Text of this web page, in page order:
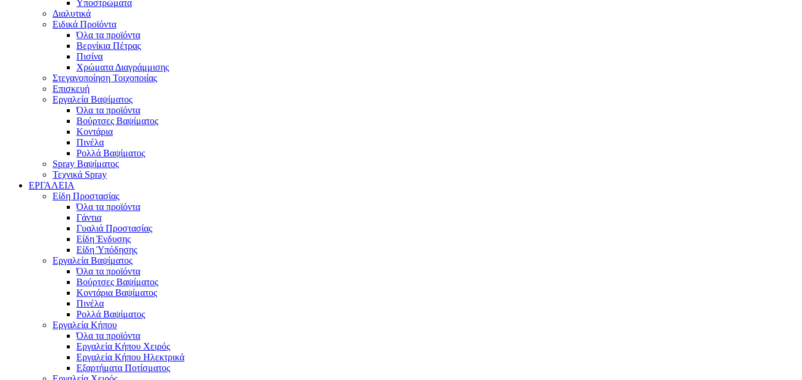
Υποστρώματα
Διαλυτικά
Ειδικά Προϊόντα
Όλα τα προϊόντα
Βερνίκια Πέτρας
Πισίνα
Χρώματα Διαγράμμισης
Στεγανοποίηση Τοιχοποιίας
Επισκευή
Εργαλεία Βαψίματος
Όλα τα προϊόντα
Βούρτσες Βαψίματος
Κοντάρια
Πινέλα
Ρολλά Βαψίματος
Spray Βαψίματος
Τεχνικά Spray
ΕΡΓΑΛΕΙΑ
Είδη Προστασίας
Όλα τα προϊόντα
Γάντια
Γυαλιά Προστασίας
Είδη Ένδυσης
Είδη Ύπόδησης
Εργαλεία Βαψίματος
Όλα τα προϊόντα
Βούρτσες Βαψίματος
Κοντάρια Βαψίματος
Πινέλα
Ρολλά Βαψίματος
Εργαλεία Κήπου
Όλα τα προϊόντα
Εργαλεία Κήπου Χειρός
Εργαλεία Κήπου Ηλεκτρικά
Εξαρτήματα Ποτίσματος